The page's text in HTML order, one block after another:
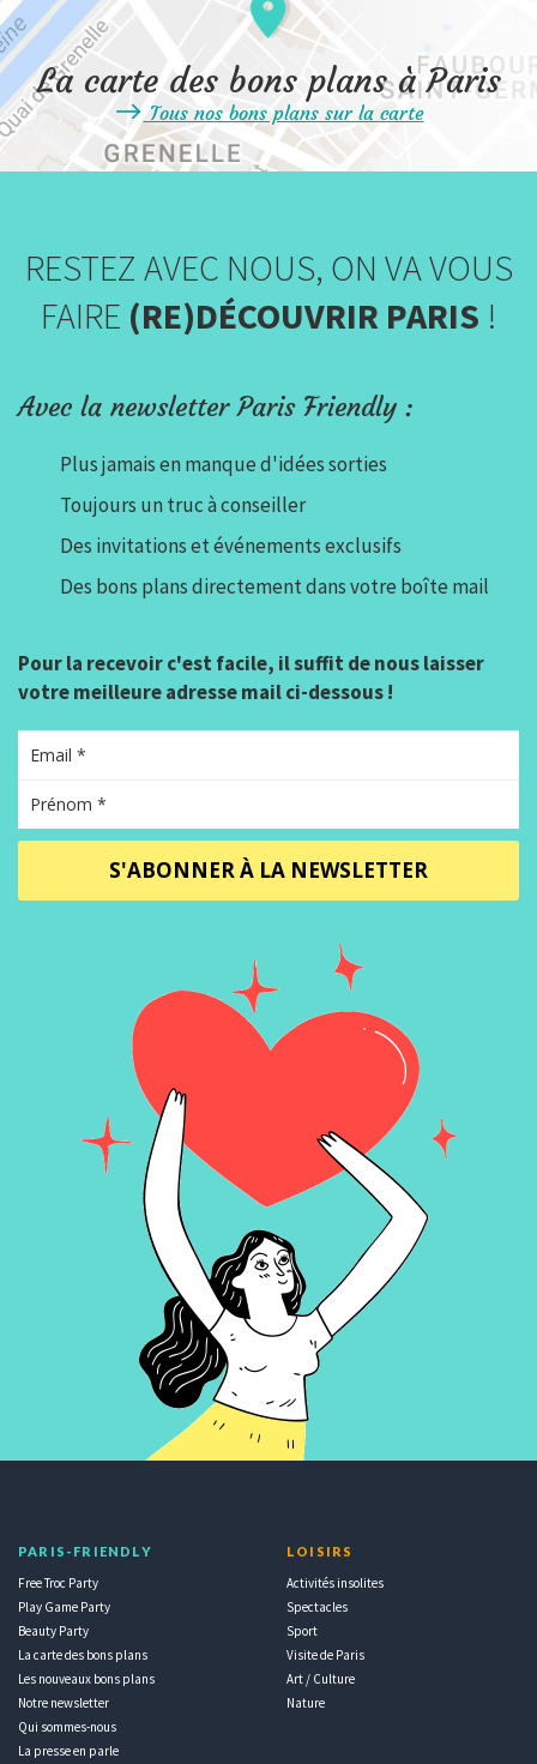
La carte des bons plans à Paris
Tous nos bons plans sur la carte
RESTEZ AVEC NOUS, ON VA VOUS
FAIRE (RE)DÉCOUVRIR PARIS !
Avec la newsletter Paris Friendly :
Plus jamais en manque d'idées sorties
Toujours un truc à conseiller
Des invitations et événements exclusifs
Des bons plans directement dans votre boîte mail
Pour la recevoir c'est facile, il suffit de nous laisser
votre meilleure adresse mail ci-dessous !
S'ABONNER À LA NEWSLETTER
PARIS-FRIENDLY
Free Troc Party
Play Game Party
Beauty Party
La carte des bons plans
Les nouveaux bons plans
Notre newsletter
Qui sommes-nous
La presse en parle
LOISIRS
Activités insolites
Spectacles
Sport
Visite de Paris
Art / Culture
Nature